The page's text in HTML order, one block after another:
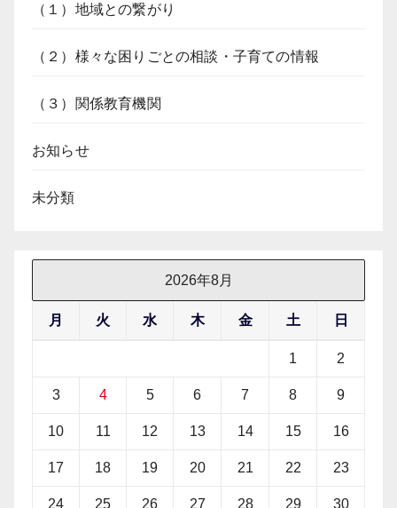
（１）地域との繋がり
（２）様々な困りごとの相談・子育ての情報
（３）関係教育機関
お知らせ
未分類
2026年8月
月 火 水 木 金 土 日
1 2
3 4 5 6 7 8 9
10 11 12 13 14 15 16
17 18 19 20 21 22 23
24 25 26 27 28 29 30